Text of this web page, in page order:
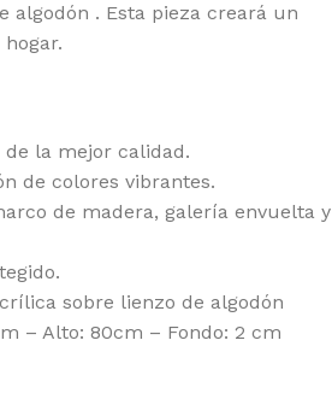
algodón . Esta pieza creará un
de la mejor calidad.
de colores vibrantes.
de madera, galería envuelta y
sobre lienzo de algodón
– Alto: 80cm – Fondo: 2 cm